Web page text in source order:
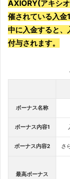
AXIORY(アキシ
催されている入
中に入金すると
付与されます。
ボーナス名称
ボーナス内容1
ボーナス内容2 さ
最高ボーナス